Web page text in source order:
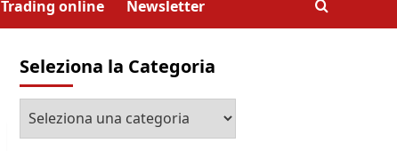
Trading online Newsletter
Seleziona la Categoria
Seleziona
la